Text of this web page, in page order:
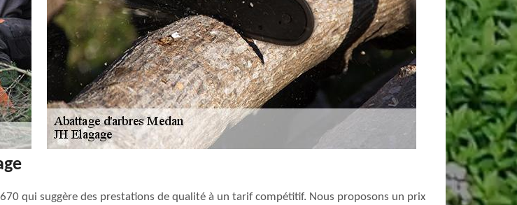
qui suggère des prestations de qualité à un tarif compétitif. Nous proposons un prix